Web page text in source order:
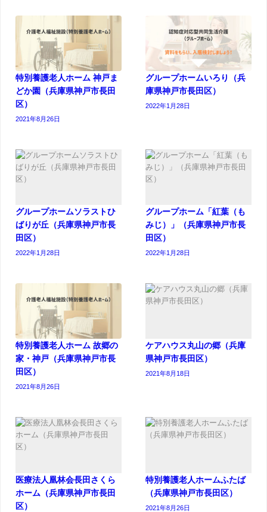
特別養護老人ホーム 神戸ま
どか園（兵庫県神戸市長田
区）
2021年8月26日
グループホームいろり（兵
庫県神戸市長田区）
2022年1月28日
グループホームソラストひ
ばりが丘（兵庫県神戸市長
田区）
2022年1月28日
グループホーム「紅葉（も
みじ）」（兵庫県神戸市長
田区）
2022年1月28日
特別養護老人ホーム 故郷の
家・神戸（兵庫県神戸市長
田区）
2021年8月26日
ケアハウス丸山の郷（兵庫
県神戸市長田区）
2021年8月18日
医療法人凰林会長田さくら
ホーム（兵庫県神戸市長田
区）
特別養護老人ホームふたば
（兵庫県神戸市長田区）
2021年8月26日